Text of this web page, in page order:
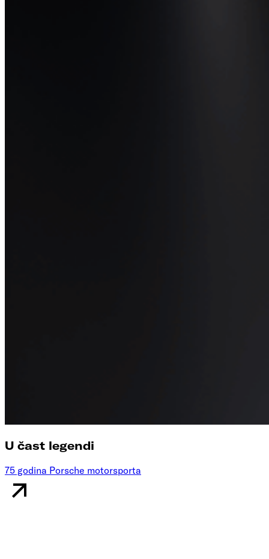
U čast legendi
75 godina Porsche motorsporta